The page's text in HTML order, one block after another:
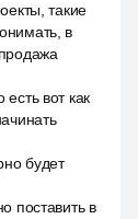
такие
в
вот как
будет
поставить в